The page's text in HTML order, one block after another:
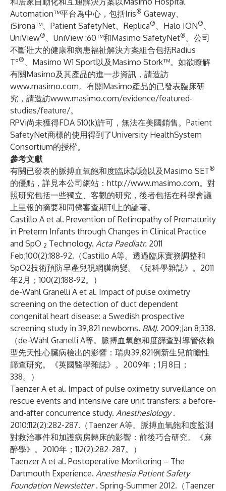
Automation™平台為中心，包括Iris® Gateway、
iSirona™、Patient SafetyNet、Replica® 、Halo ION® 、
UniView® 、UniView :60™和Masimo SafetyNet®。公司
不斷壯大的健康和病患福祉解決方案組合包括Radius
Tº® 、Masimo W1 Sport以及Masimo Stork™。如欲瞭解
有關Masimo及其產品的進一步資訊，請造訪
www.masimo.com。有關Masimo產品的已發表臨床研
究，請造訪www.masimo.com/evidence/featured-
studies/feature/。
RPVi尚未獲得FDA 510(k)許可，無法在美國銷售。Patient
SafetyNet商標的使用得到了University HealthSystem
Consortium的授權。
參考文獻
有關已發表的脈搏血氧飽和度臨床試驗以及Masimo SET®
的優點，詳見本公司網站： http://www.masimo.com。對
照研究包括一些獨立、客觀的研究，後者包括在科學會議
上呈報的摘要和同儕審查期刊上的論著。
Castillo A et al. Prevention of Retinopathy of Prematurity
in Preterm Infants through Changes in Clinical Practice
and SpO 2 Technology. Acta Paediatr. 2011
Feb;100(2):188-92.（Castillo A等。透過臨床實務調整和
SpO2技術預防早產兒視網膜病變。《兒科學雜誌》。2011
年2月；100(2):188-92。）
de-Wahl Granelli A et al. Impact of pulse oximetry
screening on the detection of duct dependent
congenital heart disease: a Swedish prospective
screening study in 39,821 newborns. BMJ. 2009;Jan 8;338.
（de-Wahl Granelli A等。脈搏血氧飽和度篩查對導管依賴
型先天性心臟病檢出的影響：瑞典39,821例新生兒前瞻性
篩查研究。《英國醫學雜誌》。2009年；1月8日；
338。）
Taenzer A et al. Impact of pulse oximetry surveillance on
rescue events and intensive care unit transfers: a before-
and-after concurrence study. Anesthesiology.
2010:112(2):282-287.（Taenzer A等。脈搏血氧飽和度監測
對救治事件和加護病房轉床的影響：前後巧合研究。《麻
醉學》。2010年；112(2):282-287。）
Taenzer A et al. Postoperative Monitoring – The
Dartmouth Experience. Anesthesia Patient Safety
Foundation Newsletter. Spring-Summer 2012.（Taenzer